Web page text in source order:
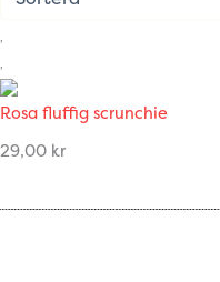
Rosa fluffig scrunchie
29,00 kr